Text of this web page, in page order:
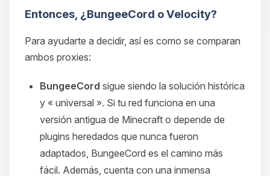
Entonces, ¿BungeeCord o Velocity?
Para ayudarte a decidir, así es como se comparan
ambos proxies:
BungeeCord sigue siendo la solución histórica
y « universal ». Si tu red funciona en una
versión antigua de Minecraft o depende de
plugins heredados que nunca fueron
adaptados, BungeeCord es el camino más
fácil. Además, cuenta con una inmensa